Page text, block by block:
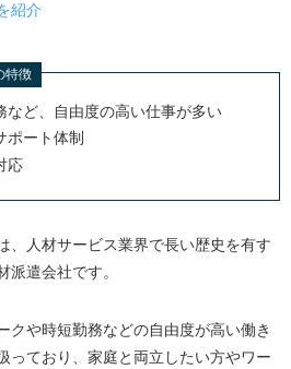
紹介
特徴
など、自由度の高い仕事が多い
ポート体制
応
、人材サービス業界で長い歴史を有す
派遣会社です。
クや時短勤務などの自由度が高い働き
っており、家庭と両立したい方やワー